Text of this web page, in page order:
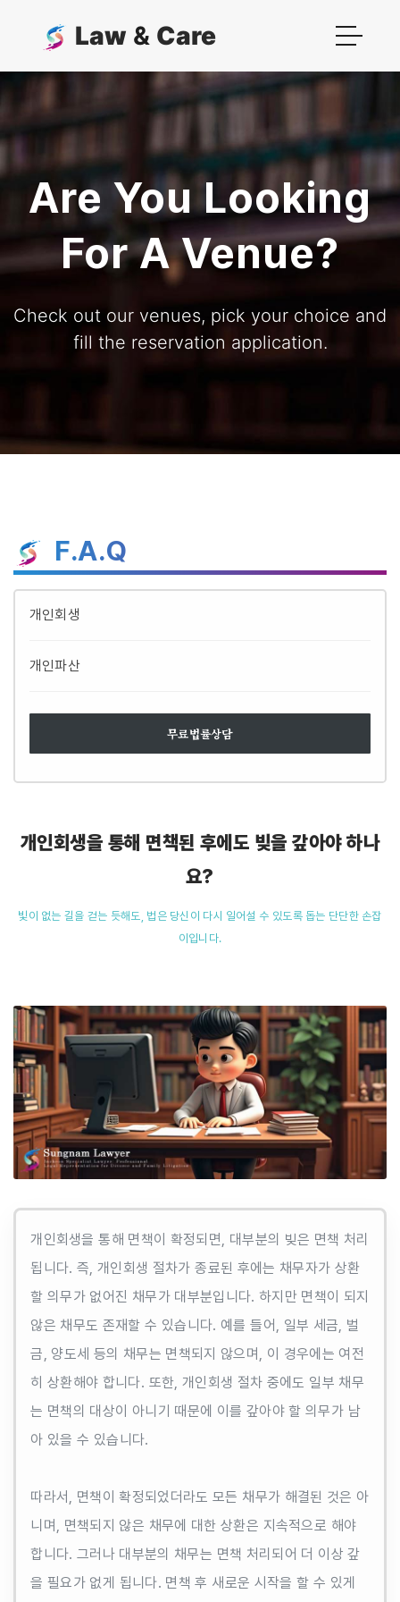
Law & Care
Are You Looking
For A Venue?
Check out our venues, pick your choice and
fill the reservation application.
F.A.Q
개인회생
개인파산
무료법률상담
개인회생을 통해 면책된 후에도 빚을 갚아야 하나
요?
빛이 없는 길을 걷는 듯해도, 법은 당신이 다시 일어설 수 있도록 돕는 단단한 손잡
이입니다.
개인회생을 통해 면책이 확정되면, 대부분의 빚은 면책 처리
됩니다. 즉, 개인회생 절차가 종료된 후에는 채무자가 상환
할 의무가 없어진 채무가 대부분입니다. 하지만 면책이 되지
않은 채무도 존재할 수 있습니다. 예를 들어, 일부 세금, 벌
금, 양도세 등의 채무는 면책되지 않으며, 이 경우에는 여전
히 상환해야 합니다. 또한, 개인회생 절차 중에도 일부 채무
는 면책의 대상이 아니기 때문에 이를 갚아야 할 의무가 남
아 있을 수 있습니다.
따라서, 면책이 확정되었더라도 모든 채무가 해결된 것은 아
니며, 면책되지 않은 채무에 대한 상환은 지속적으로 해야
합니다. 그러나 대부분의 채무는 면책 처리되어 더 이상 갚
을 필요가 없게 됩니다. 면책 후 새로운 시작을 할 수 있게